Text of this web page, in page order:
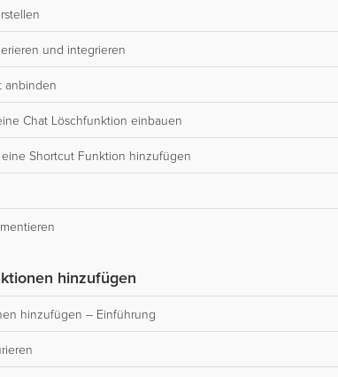
und integrieren
anbinden
Chat Löschfunktion einbauen
Shortcut Funktion hinzufügen
hinzufügen
hinzufügen – Einführung